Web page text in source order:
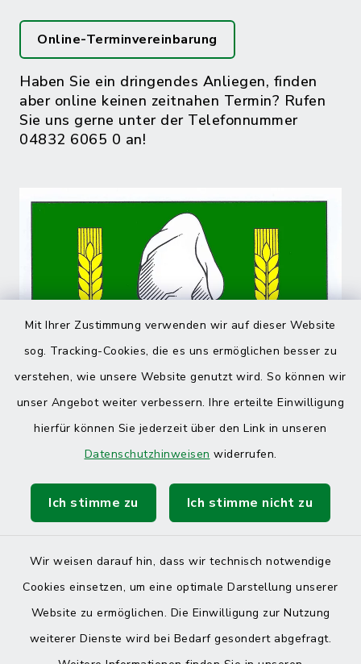
Mit Ihrer Zustimmung verwenden wir auf dieser Website
sog. Tracking-Cookies, die es uns ermöglichen besser zu
verstehen, wie unsere Website genutzt wird. So können wir
unser Angebot weiter verbessern. Ihre erteilte Einwilligung
hierfür können Sie jederzeit über den Link in unseren
Datenschutzhinweisen widerrufen.
Ich stimme zu Ich stimme nicht zu
Wir weisen darauf hin, dass wir technisch notwendige
Cookies einsetzen, um eine optimale Darstellung unserer
Website zu ermöglichen. Die Einwilligung zur Nutzung
weiterer Dienste wird bei Bedarf gesondert abgefragt.
Online-Terminvereinbarung
Haben Sie ein dringendes Anliegen, finden
aber online keinen zeitnahen Termin? Rufen
Sie uns gerne unter der Telefonnummer
04832 6065 0 an!